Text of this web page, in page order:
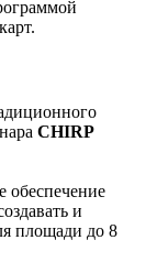
CHIRP
обеспечение
и
площади до 8